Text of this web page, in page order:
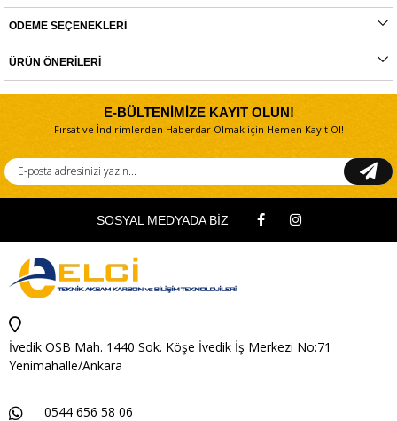
-Yüksüz Hız : 0-13000 titreşim/dakika
-Titreşim Çapı : 2 mm
-Toz Korumalı Tetik : Var
-Toz Torbası : Var
-Fren Fonksiyonu : Var
ÖDEME SEÇENEKLERI
ÜRÜN ÖNERILERI
E-BÜLTENİMİZE KAYIT OLUN!
Fırsat ve İndirimlerden Haberdar Olmak için Hemen Kayıt Ol!
SOSYAL MEDYADA BİZ
İvedik OSB Mah. 1440 Sok. Köşe İvedik İş Merkezi No:71
Yenimahalle/Ankara
0544 656 58 06